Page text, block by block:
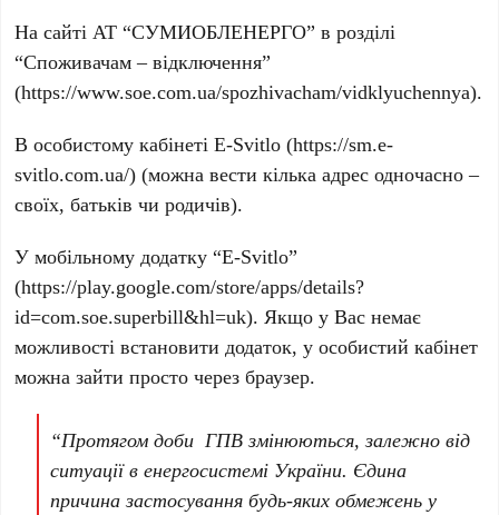
На сайті АТ “СУМИОБЛЕНЕРГО” в розділі
“Споживачам – відключення”
(https://www.soe.com.ua/spozhivacham/vidklyuchennya).
В особистому кабінеті E-Svitlo (https://sm.e-
svitlo.com.ua/) (можна вести кілька адрес одночасно –
своїх, батьків чи родичів).
У мобільному додатку “E-Svitlo”
(https://play.google.com/store/apps/details?
id=com.soe.superbill&hl=uk). Якщо у Вас немає
можливості встановити додаток, у особистий кабінет
можна зайти просто через браузер.
“Протягом доби ГПВ змінюються, залежно від
ситуації в енергосистемі України. Єдина
причина застосування будь-яких обмежень у